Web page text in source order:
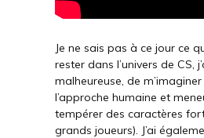
Je ne sais pas à ce jour ce
rester dans l’univers de CS,
malheureuse, de
l’approche humaine et
tempérer des caractères
grands joueurs). J’ai